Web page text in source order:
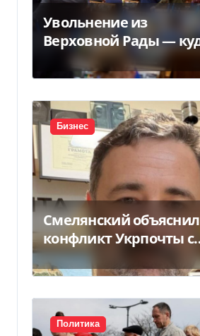
Увольнение из
Верховной Рады —
исчез 71 народный
депутат за семь лет
Бизнес
Смелянский объяснил
конфликт Укрпочты с
НБУ из-за платежек
Политика